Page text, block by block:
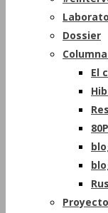
Dossier
El